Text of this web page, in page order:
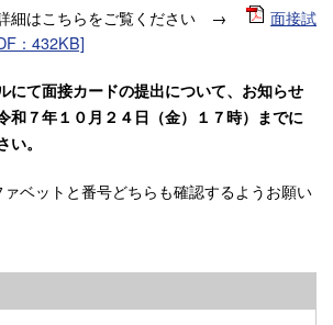
細はこちらをご覧ください →
面接試
：432KB]
にて面接カードの提出について、お知らせ
和７年１０月２４日（金）１７時）までに
。
ベットと番号どちらも確認するようお願い